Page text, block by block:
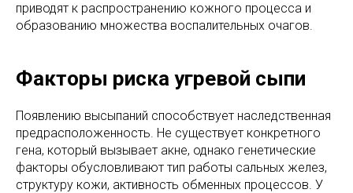
приводят к распространению кожного процесса и
образованию множества воспалительных очагов.
Факторы риска угревой сыпи
Появлению высыпаний способствует наследственная
предрасположенность. Не существует конкретного
гена, который вызывает акне, однако генетические
факторы обусловливают тип работы сальных желез,
структуру кожи, активность обменных процессов. У